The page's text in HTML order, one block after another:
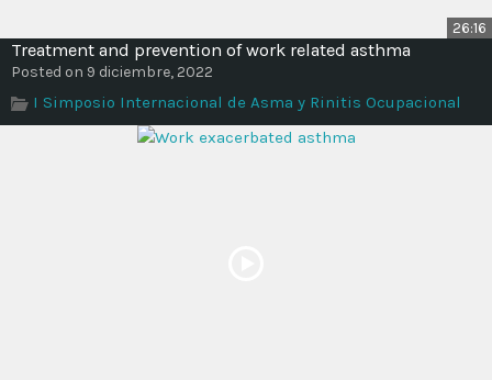
26:16
Treatment and prevention of work related asthma
Posted on 9 diciembre, 2022
I Simposio Internacional de Asma y Rinitis Ocupacional